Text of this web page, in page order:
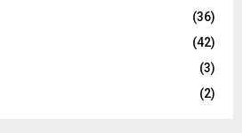
(36)
(42)
(3)
(2)